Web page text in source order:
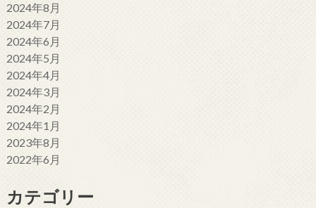
2024年8月
2024年7月
2024年6月
2024年5月
2024年4月
2024年3月
2024年2月
2024年1月
2023年8月
2022年6月
カテゴリー